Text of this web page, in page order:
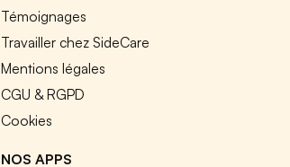
Témoignages
Travailler chez SideCare
Mentions légales
CGU & RGPD
Cookies
NOS APPS